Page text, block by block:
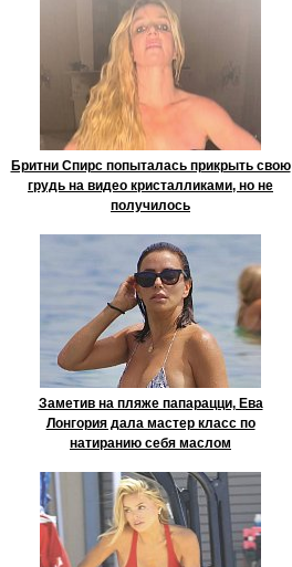
Бритни Спирс попыталась прикрыть свою
грудь на видео кристалликами, но не
получилось
Заметив на пляже папарацци, Ева
Лонгория дала мастер класс по
натиранию себя маслом